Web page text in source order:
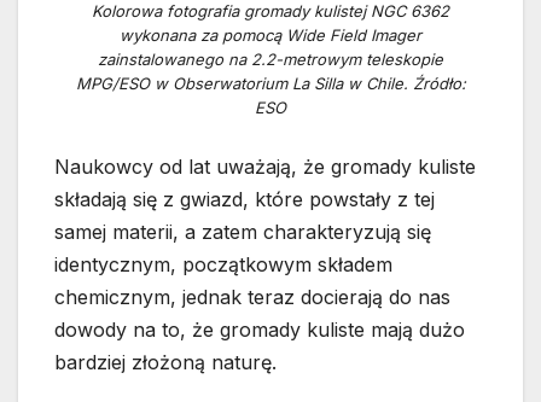
Kolorowa fotografia gromady kulistej NGC 6362
wykonana za pomocą Wide Field Imager
zainstalowanego na 2.2-metrowym teleskopie
MPG/ESO w Obserwatorium La Silla w Chile. Źródło:
ESO
Naukowcy od lat uważają, że gromady kuliste
składają się z gwiazd, które powstały z tej
samej materii, a zatem charakteryzują się
identycznym, początkowym składem
chemicznym, jednak teraz docierają do nas
dowody na to, że gromady kuliste mają dużo
bardziej złożoną naturę.